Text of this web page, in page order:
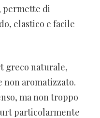
permette di
elastico e facile
greco naturale,
non aromatizzato.
ma non troppo
particolarmente